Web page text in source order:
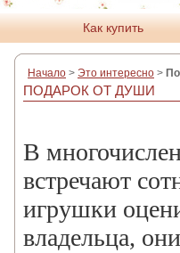
Как купить
Начало > Это интересно >
ПОДАРОК ОТ ДУШИ
В
встречают
игрушки
владельца,